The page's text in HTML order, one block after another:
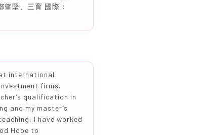
堅、三育 國際：
international
firms.
qualification in
and my master’s
I have worked
Hope to